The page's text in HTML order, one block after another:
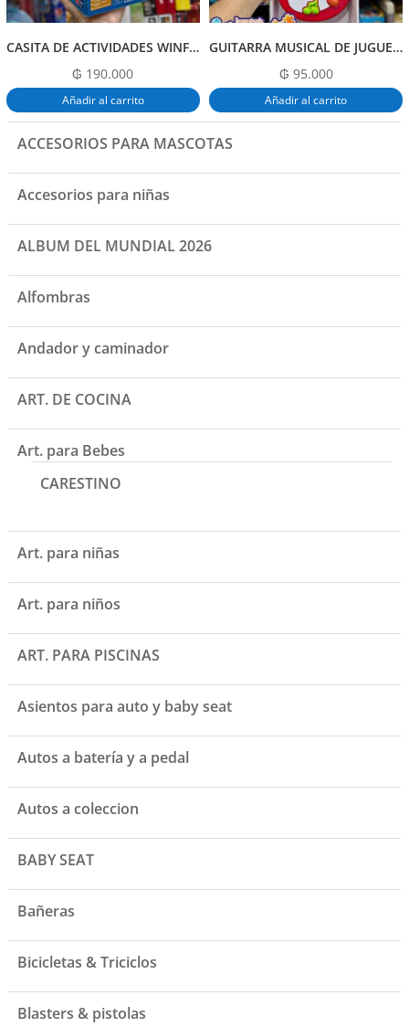
CASITA DE ACTIVIDADES WINFUN
₲ 190.000
Añadir al carrito
GUITARRA MUSICAL DE JUGUETE
₲ 95.000
Añadir al carrito
ACCESORIOS PARA MASCOTAS
Accesorios para niñas
ALBUM DEL MUNDIAL 2026
Alfombras
Andador y caminador
ART. DE COCINA
Art. para Bebes
CARESTINO
Art. para niñas
Art. para niños
ART. PARA PISCINAS
Asientos para auto y baby seat
Autos a batería y a pedal
Autos a coleccion
BABY SEAT
Bañeras
Bicicletas & Triciclos
Blasters & pistolas